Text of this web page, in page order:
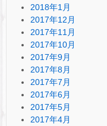
2018年1月
2017年12月
2017年11月
2017年10月
2017年9月
2017年8月
2017年7月
2017年6月
2017年5月
2017年4月